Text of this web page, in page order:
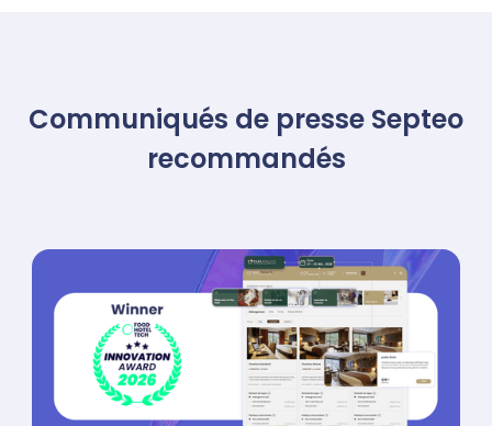
Communiqués de presse Septeo
recommandés